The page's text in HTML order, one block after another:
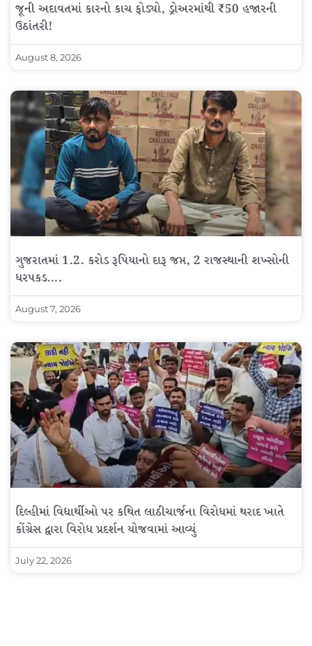
જૂની અદાવતમાં કારનો કાચ ફોડ્યો, ડ્રોઅરમાંથી ₹50 હજારની
ઉઠાંતરી!
August 8, 2026
ગુજરાતમાં 1.2. કરોડ રૂપિયાનો દારૂ જપ્ત, 2 રાજસ્થાની શખ્સોની
ધરપકડ….
August 7, 2026
દિલ્હીમાં વિદ્યાર્થીઓ પર કથિત લાઠીચાર્જના વિરોધમાં થરાદ ખાતે
કોંગ્રેસ દ્વારા વિરોધ પ્રદર્શન યોજવામાં આવ્યું
July 22, 2026